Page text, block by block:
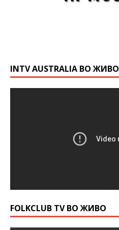
INTV AUSTRALIA ВО ЖИВО
FOLKCLUB TV ВО ЖИВО